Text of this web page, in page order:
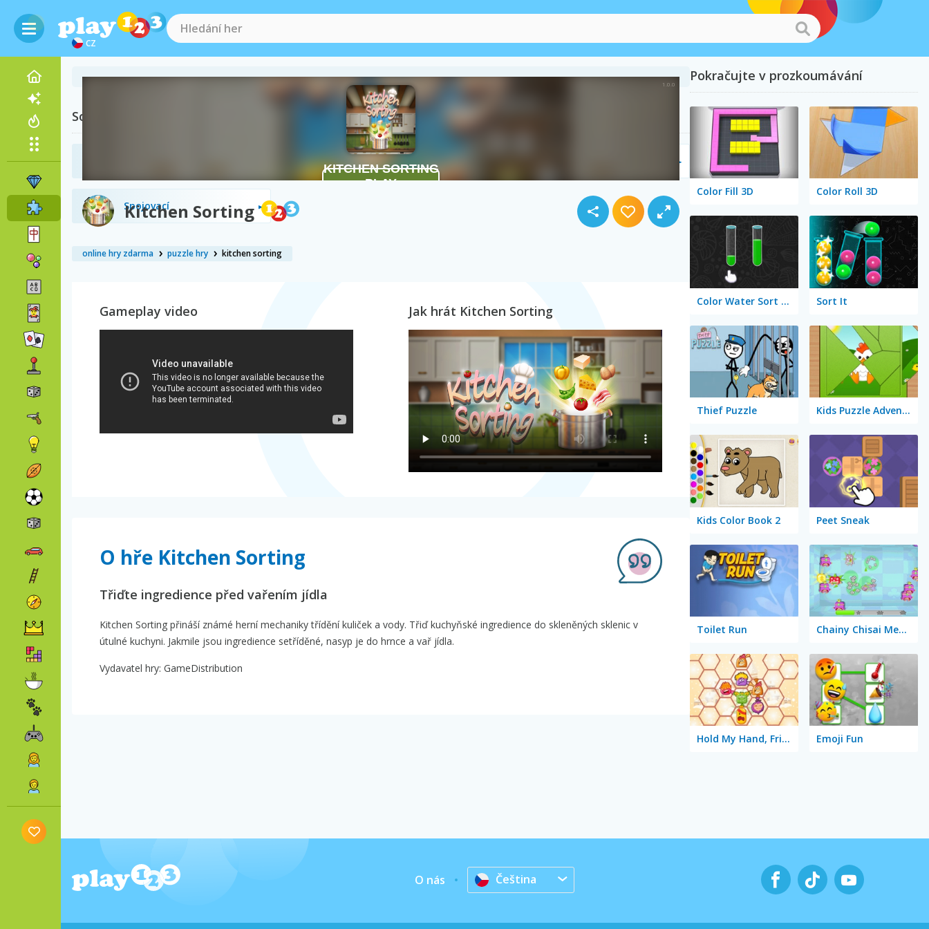
CZ
Kitchen Sorting
Související kategorie
Bloky
Spojovací
online hry zdarma puzzle hry kitchen sorting
Gameplay video Jak hrát Kitchen Sorting
O hře Kitchen Sorting
Třiďte ingredience před vařením jídla
Kitchen Sorting přináší známé herní mechaniky třídění kuliček a vody. Třiď kuchyňské ingredience do skleněných sklenic v
útulné kuchyni. Jakmile jsou ingredience setříděné, nasyp je do hrnce a vař jídla.
Vydavatel hry: GameDistribution
Pokračujte v prozkoumávání
Color Fill 3D Color Roll 3D
Color Water Sort 3D Sort It
Thief Puzzle Kids Puzzle Adventure
Kids Color Book 2 Peet Sneak
Toilet Run Chainy Chisai Medieval 2
Hold My Hand, Friend Emoji Fun
O nás Čeština